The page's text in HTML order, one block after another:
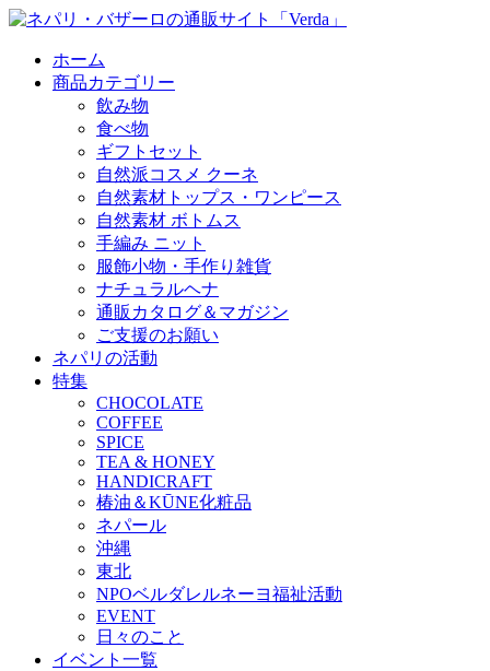
ホーム
商品カテゴリー
飲み物
食べ物
ギフトセット
自然派コスメ クーネ
自然素材トップス・ワンピース
自然素材 ボトムス
手編み ニット
服飾小物・手作り雑貨
ナチュラルヘナ
通販カタログ＆マガジン
ご支援のお願い
ネパリの活動
特集
CHOCOLATE
COFFEE
SPICE
TEA & HONEY
HANDICRAFT
椿油＆KŪNE化粧品
ネパール
沖縄
東北
NPOベルダレルネーヨ福祉活動
EVENT
日々のこと
イベント一覧